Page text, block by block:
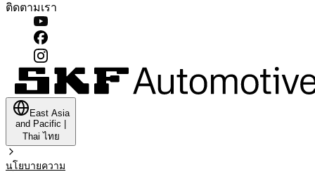
ติดตามเรา
East Asia
and Pacific
Thai ไทย
นโยบายความ